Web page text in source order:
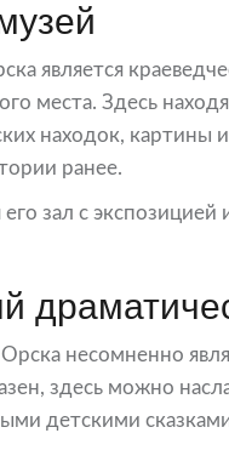
является
места. Здесь
находок,
ранее.
зал с
несомненно
здесь можно
детскими